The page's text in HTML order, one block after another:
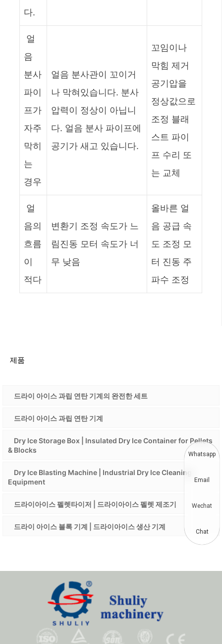
다.
얼
음
분사
파이
프가
자주
막히
는
경우
얼음 분사관이 꼬이거
나 막혀있습니다. 분사
압력이 정상이 아닙니
다. 얼음 분사 파이프에
공기가 새고 있습니다.
꼬임이나
막힘 제거
공기압을
정상값으로
조정 블래
스트 파이
프 수리 또
는 교체
얼
음의
흐름
이
적다
변환기 조정 속도가 느
림진동 모터 속도가 너
무 낮음
올바른 얼
음 공급 속
도 조정 모
터 진동 주
파수 조정
제품
드라이 아이스 과립 연탄 기계의 완전한 세트
드라이 아이스 과립 연탄 기계
Dry Ice Storage Box | Insulated Dry Ice Container for Pellets
& Blocks
Dry Ice Blasting Machine | Industrial Dry Ice Cleaning
Equipment
드라이아이스 펠렛타이저 | 드라이아이스 펠렛 제조기
드라이 아이스 블록 기계 | 드라이아이스 생산 기계
Whatsapp
Email
Wechat
Chat